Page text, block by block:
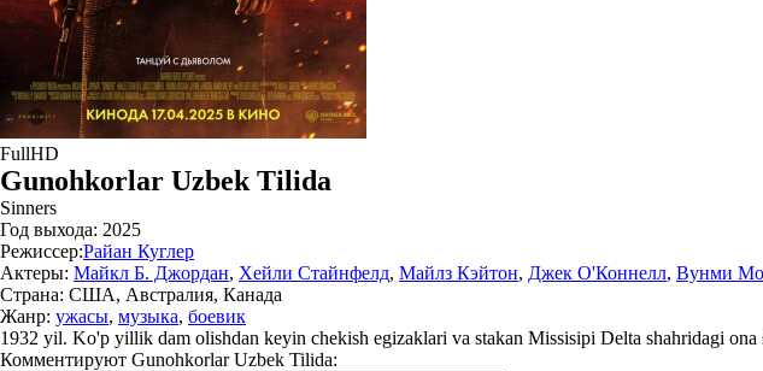
FullHD
Gunohkorlar Uzbek Tilida
Sinners
Год выхода: 2025
Режиссер:Райан Куглер
Актеры: Майкл Б. Джордан, Хейли Стайнфелд, Майлз Кэйтон, Джек О'Коннелл, Вунми
Страна: США, Австралия, Канада
Жанр: ужасы, музыка, боевик
1932 yil. Ko'p yillik dam olishdan keyin chekish egizaklari va stakan Missisipi Delta shahridagi
Комментируют Gunohkorlar Uzbek Tilida: